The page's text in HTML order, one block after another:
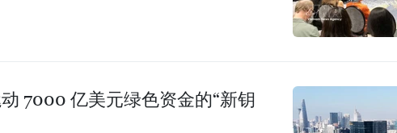
7000 亿美元绿色资金的“新钥